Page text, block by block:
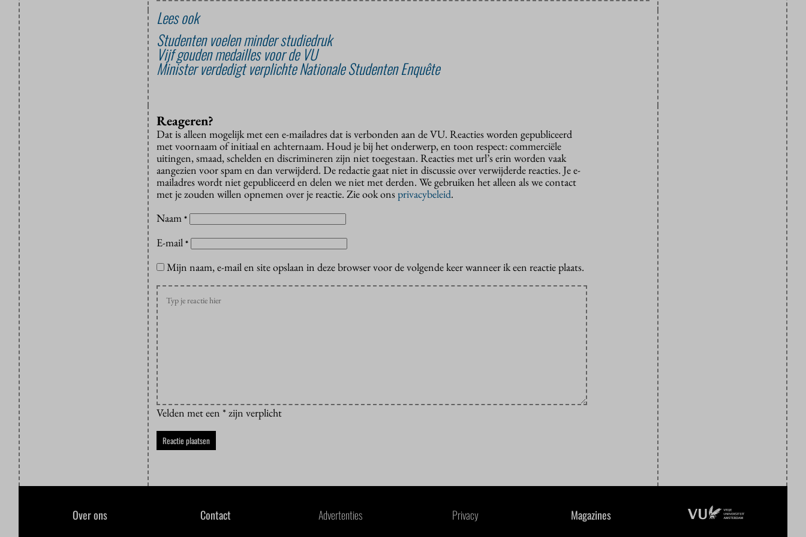
Lees ook
Studenten voelen minder studiedruk
Vijf gouden medailles voor de VU
Minister verdedigt verplichte Nationale Studenten Enquête
Reageren?
Dat is alleen mogelijk met een e-mailadres dat is verbonden aan de VU. Reacties worden gepubliceerd
met voornaam of initiaal en achternaam. Houd je bij het onderwerp, en toon respect: commerciële
uitingen, smaad, schelden en discrimineren zijn niet toegestaan. Reacties met url’s erin worden vaak
aangezien voor spam en dan verwijderd. De redactie gaat niet in discussie over verwijderde reacties. Je e-
mailadres wordt niet gepubliceerd en delen we niet met derden. We gebruiken het alleen als we contact
met je zouden willen opnemen over je reactie. Zie ook onsprivacybeleid.
Naam *
E-mail *
Mijn naam, e-mail en site opslaan in deze browser voor de volgende keer wanneer ik een reactie plaats.
Velden met een * zijn verplicht
Over ons Contact Advertenties Privacy Magazines